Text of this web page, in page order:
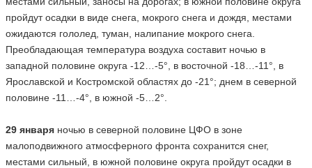
пройдут осадки в виде снега, мокрого снега и дождя, местами
ожидаются гололед, туман, налипание мокрого снега.
Преобладающая температура воздуха составит ночью в
западной половине округа -12…-5°, в восточной -18…-11°, в
Ярославской и Костромской областях до -21°; днем в северной
половине -11…-4°, в южной -5…2°.
29 январяночью в северной половине ЦФО в зоне
малоподвижного атмосферного фронта сохранится снег,
местами сильный, в южной половине округа пройдут осадки в